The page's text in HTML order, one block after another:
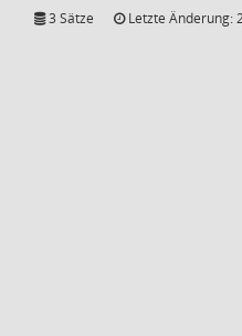
3 Sätze Letzte Änderung: